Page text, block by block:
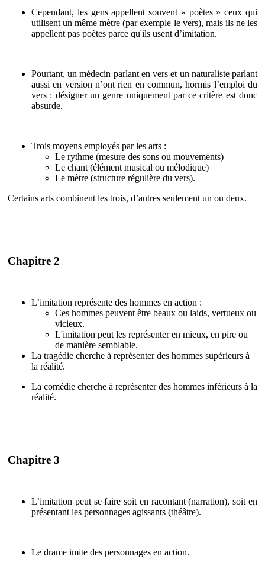
Cependant, les gens appellent souvent « poètes » ceux qui
utilisent un même mètre (par exemple le vers), mais ils ne les
appellent pas poètes parce qu'ils usent d’imitation.
Pourtant, un médecin parlant en vers et un naturaliste parlant
aussi en version n’ont rien en commun, hormis l’emploi du
vers : désigner un genre uniquement par ce critère est donc
absurde.
Trois moyens employés par les arts :
Le rythme (mesure des sons ou mouvements)
Le chant (élément musical ou mélodique)
Le mètre (structure régulière du vers).
Certains arts combinent les trois, d’autres seulement un ou deux.
Chapitre 2
L’imitation représente des hommes en action :
Ces hommes peuvent être beaux ou laids, vertueux ou
vicieux.
L'imitation peut les représenter en mieux, en pire ou
de manière semblable.
La tragédie cherche à représenter des hommes supérieurs à
la réalité.
La comédie cherche à représenter des hommes inférieurs à la
réalité.
Chapitre 3
L’imitation peut se faire soit en racontant (narration), soit en
présentant les personnages agissants (théâtre).
Le drame imite des personnages en action.